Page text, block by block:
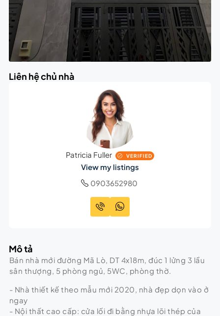
Liên hệ chủ nhà
Patricia Fuller VERIFIED
View my listings
0903652980
Mô tả
Bán nhà mới đường Mã Lò, DT 4x18m, đúc 1 lửng 3 lầu
sân thượng, 5 phòng ngủ, 5WC, phòng thờ.
- Nhà thiết kế theo mẫu mới 2020, nhà đẹp dọn vào ở
ngay
- Nội thất cao cấp: cửa lối đi bằng nhựa lõi thép của